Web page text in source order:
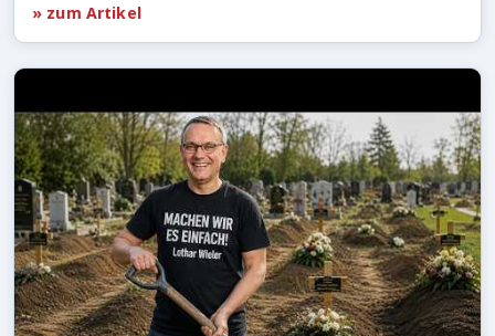
» zum Artikel